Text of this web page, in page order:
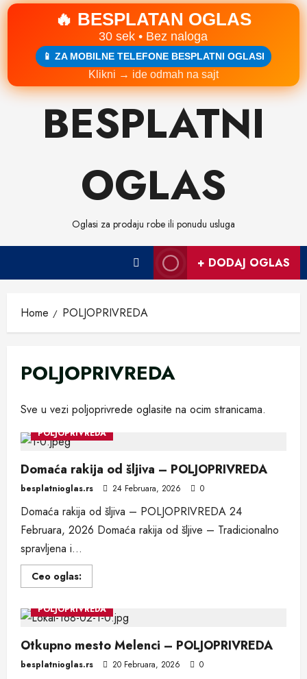
🔥 BESPLATAN OGLAS
30 sek • Bez naloga
📱 ZA MOBILNE TELEFONE BESPLATNI OGLASI
Klikni → ide odmah na sajt
Skip
BESPLATNI
OGLAS
Oglasi za prodaju robe ili ponudu usluga
+ DODAJ OGLAS
Home POLJOPRIVREDA
POLJOPRIVREDA
Sve u vezi poljoprivrede oglasite na ocim stranicama.
POLJOPRIVREDA
Domaća rakija od šljiva – POLJOPRIVREDA
besplatnioglas.rs 24 Februara, 2026 0
Domaća rakija od šljiva – POLJOPRIVREDA 24
Februara, 2026 Domaća rakija od šljive – Tradicionalno
spravljena i...
Ceo oglas:Read
more
rakija
od
–
POLJOPRIVREDA
POLJOPRIVREDA
Otkupno mesto Melenci – POLJOPRIVREDA
besplatnioglas.rs 20 Februara, 2026 0